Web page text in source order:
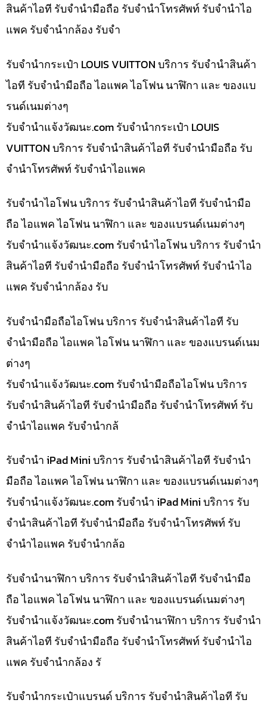
สินค้าไอที รับจำนำมือถือ รับจำนำโทรศัพท์ รับจำนำไอ
แพค รับจำนำกล้อง รับจำ
รับจำนำกระเป๋า LOUIS VUITTON บริการ รับจำนำสินค้า
ไอที รับจำนำมือถือ ไอแพค ไอโฟน นาฬิกา และ ของแบ
รนด์เนมต่างๆ
รับจํานําแจ้งวัฒนะ.com รับจำนำกระเป๋า LOUIS
VUITTON บริการ รับจำนำสินค้าไอที รับจำนำมือถือ รับ
จำนำโทรศัพท์ รับจำนำไอแพค
รับจำนำไอโฟน บริการ รับจำนำสินค้าไอที รับจำนำมือ
ถือ ไอแพค ไอโฟน นาฬิกา และ ของแบรนด์เนมต่างๆ
รับจํานําแจ้งวัฒนะ.com รับจำนำไอโฟน บริการ รับจำนำ
สินค้าไอที รับจำนำมือถือ รับจำนำโทรศัพท์ รับจำนำไอ
แพค รับจำนำกล้อง รับ
รับจำนำมือถือไอโฟน บริการ รับจำนำสินค้าไอที รับ
จำนำมือถือ ไอแพค ไอโฟน นาฬิกา และ ของแบรนด์เนม
ต่างๆ
รับจํานําแจ้งวัฒนะ.com รับจำนำมือถือไอโฟน บริการ
รับจำนำสินค้าไอที รับจำนำมือถือ รับจำนำโทรศัพท์ รับ
จำนำไอแพค รับจำนำกล้
รับจำนำ iPad Mini บริการ รับจำนำสินค้าไอที รับจำนำ
มือถือ ไอแพค ไอโฟน นาฬิกา และ ของแบรนด์เนมต่างๆ
รับจํานําแจ้งวัฒนะ.com รับจำนำ iPad Mini บริการ รับ
จำนำสินค้าไอที รับจำนำมือถือ รับจำนำโทรศัพท์ รับ
จำนำไอแพค รับจำนำกล้อ
รับจำนำนาฬิกา บริการ รับจำนำสินค้าไอที รับจำนำมือ
ถือ ไอแพค ไอโฟน นาฬิกา และ ของแบรนด์เนมต่างๆ
รับจํานําแจ้งวัฒนะ.com รับจำนำนาฬิกา บริการ รับจำนำ
สินค้าไอที รับจำนำมือถือ รับจำนำโทรศัพท์ รับจำนำไอ
แพค รับจำนำกล้อง รั
รับจำนำกระเป๋าแบรนด์ บริการ รับจำนำสินค้าไอที รับ